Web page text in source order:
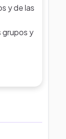
y de las
y